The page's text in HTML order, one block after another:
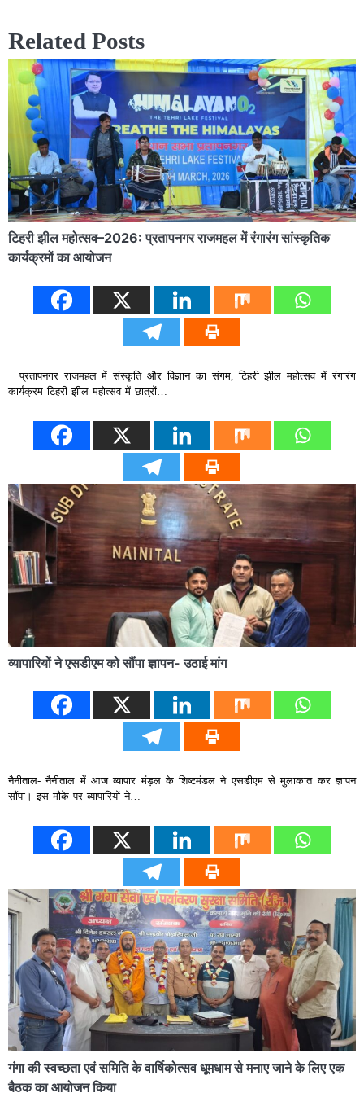
Related Posts
टिहरी झील महोत्सव–2026: प्रतापनगर राजमहल में रंगारंग सांस्कृतिक
कार्यक्रमों का आयोजन
प्रतापनगर राजमहल में संस्कृति और विज्ञान का संगम, टिहरी झील महोत्सव में रंगारंग
कार्यक्रम टिहरी झील महोत्सव में छात्रों…
व्यापारियों ने एसडीएम को सौंपा ज्ञापन- उठाई मांग
नैनीताल- नैनीताल में आज व्यापार मंड़ल के शिष्टमंडल ने एसडीएम से मुलाकात कर ज्ञापन
सौंपा। इस मौके पर व्यापारियों ने…
गंगा की स्वच्छता एवं समिति के वार्षिकोत्सव धूमधाम से मनाए जाने के लिए एक
बैठक का आयोजन किया